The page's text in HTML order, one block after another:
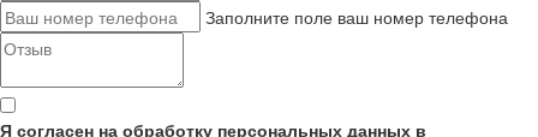
Заполните поле ваш номер телефона
Я согласен на обработку персональных данных в